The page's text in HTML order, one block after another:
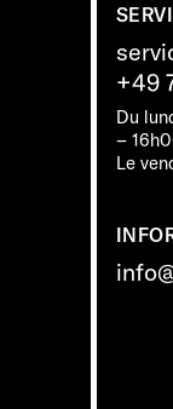
+49
Du
–
Le